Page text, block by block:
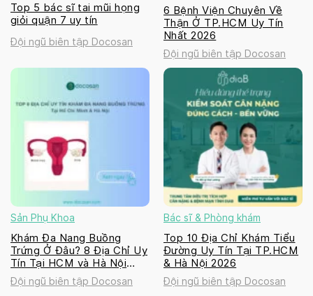
Top 5 bác sĩ tai mũi họng
giỏi quận 7 uy tín
Đội ngũ biên tập Docosan
6 Bệnh Viện Chuyên Về
Thận Ở TP.HCM Uy Tín
Nhất 2026
Đội ngũ biên tập Docosan
Sản Phụ Khoa
Khám Đa Nang Buồng
Trứng Ở Đâu? 8 Địa Chỉ Uy
Tín Tại HCM và Hà Nội
2026
Đội ngũ biên tập Docosan
Bác sĩ & Phòng khám
Top 10 Địa Chỉ Khám Tiểu
Đường Uy Tín Tại TP.HCM
& Hà Nội 2026
Đội ngũ biên tập Docosan